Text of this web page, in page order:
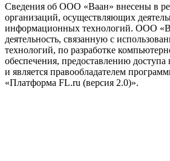
Сведения об ООО «Ваан» внесены в
организаций, осуществляющих
информационных технологий. ООО
деятельность, связанную с
технологий, по разработке
обеспечения, предоставлению
и является правообладателем
«Платформа FL.ru (версия 2.0)».